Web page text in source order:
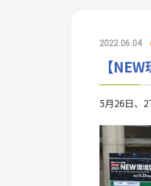
2022.06.04
【
5月26日、